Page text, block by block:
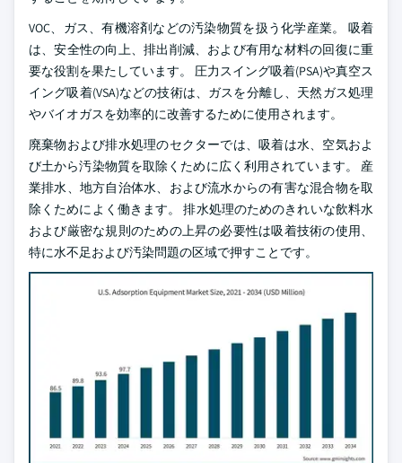
VOC、ガス、有機溶剤などの汚染物質を扱う化学産業。 吸着
は、安全性の向上、排出削減、および有用な材料の回復に重
要な役割を果たしています。 圧力スイング吸着(PSA)や真空ス
イング吸着(VSA)などの技術は、ガスを分離し、天然ガス処理
やバイオガスを効率的に改善するために使用されます。
廃棄物および排水処理のセクターでは、吸着は水、空気およ
び土から汚染物質を取除くために広く利用されています。 産
業排水、地方自治体水、および流水からの有害な混合物を取
除くためによく働きます。 排水処理のためのきれいな飲料水
および厳密な規則のための上昇の必要性は吸着技術の使用、
特に水不足および汚染問題の区域で押すことです。